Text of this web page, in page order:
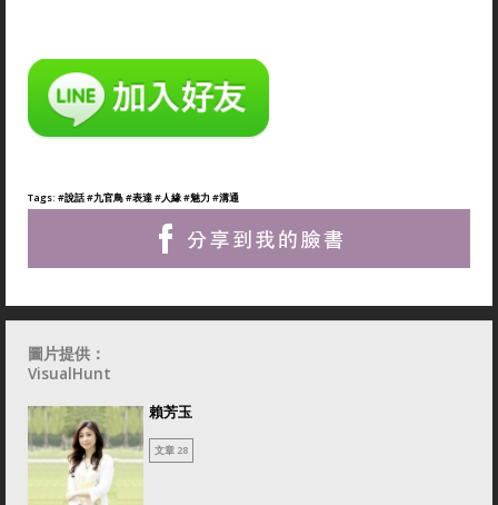
Tags: #說話#九官鳥#表達#人緣#魅力 #溝通
圖片提供：
VisualHunt
賴芳玉
文章 28